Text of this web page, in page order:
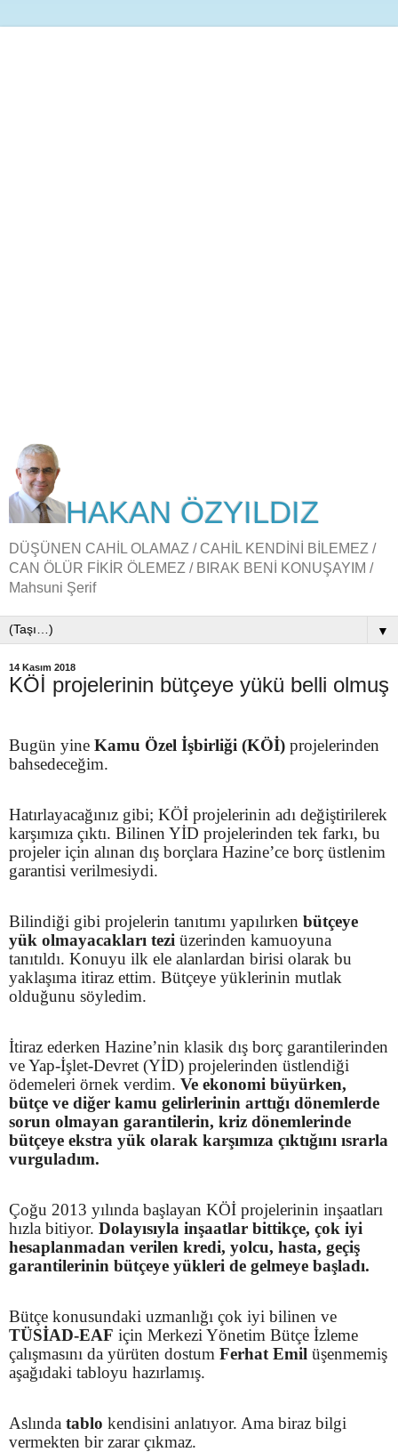
HAKAN ÖZYILDIZ
DÜŞÜNEN CAHİL OLAMAZ / CAHİL KENDİNİ BİLEMEZ /
CAN ÖLÜR FİKİR ÖLEMEZ / BIRAK BENİ KONUŞAYIM /
Mahsuni Şerif
▼
14 Kasım 2018
KÖİ projelerinin bütçeye yükü belli olmuş
Bugün yine Kamu Özel İşbirliği (KÖİ) projelerinden
bahsedeceğim.
Hatırlayacağınız gibi; KÖİ projelerinin adı değiştirilerek
karşımıza çıktı. Bilinen YİD projelerinden tek farkı, bu
projeler için alınan dış borçlara Hazine’ce borç üstlenim
garantisi verilmesiydi.
Bilindiği gibi projelerin tanıtımı yapılırken bütçeye
yük olmayacakları tezi üzerinden kamuoyuna
tanıtıldı. Konuyu ilk ele alanlardan birisi olarak bu
yaklaşıma itiraz ettim. Bütçeye yüklerinin mutlak
olduğunu söyledim.
İtiraz ederken Hazine’nin klasik dış borç garantilerinden
ve Yap-İşlet-Devret (YİD) projelerinden üstlendiği
ödemeleri örnek verdim. Ve ekonomi büyürken,
bütçe ve diğer kamu gelirlerinin arttığı dönemlerde
sorun olmayan garantilerin, kriz dönemlerinde
bütçeye ekstra yük olarak karşımıza çıktığını ısrarla
vurguladım.
Çoğu 2013 yılında başlayan KÖİ projelerinin inşaatları
hızla bitiyor. Dolayısıyla inşaatlar bittikçe, çok iyi
hesaplanmadan verilen kredi, yolcu, hasta, geçiş
garantilerinin bütçeye yükleri de gelmeye başladı.
Bütçe konusundaki uzmanlığı çok iyi bilinen ve
TÜSİAD-EAF için Merkezi Yönetim Bütçe İzleme
çalışmasını da yürüten dostum Ferhat Emil üşenmemiş
aşağıdaki tabloyu hazırlamış.
Aslında tablo kendisini anlatıyor. Ama biraz bilgi
vermekten bir zarar çıkmaz.